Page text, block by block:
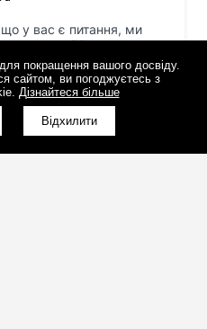
покращення вашого досвіду.
сайтом, ви погоджуєтесь з
Дізнайтеся більше
Відхилити